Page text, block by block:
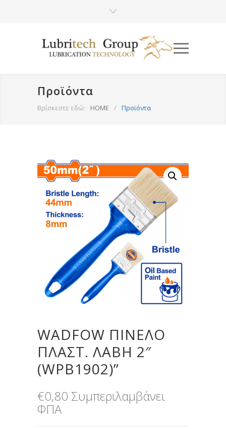
Προϊόντα
Βρίσκεστε εδώ: HOME / Προϊόντα
WADFOW ΠΙΝΕΛΟ
ΠΛΑΣΤ. ΛΑΒΗ 2″
(WPB1902)”
€0,80 Συμπεριλαμβάνει
ΦΠΑ